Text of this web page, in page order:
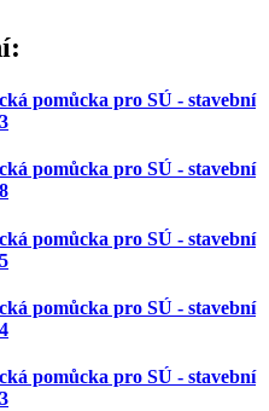
pomůcka pro SÚ - stavební
pomůcka pro SÚ - stavební
pomůcka pro SÚ - stavební
pomůcka pro SÚ - stavební
pomůcka pro SÚ - stavební